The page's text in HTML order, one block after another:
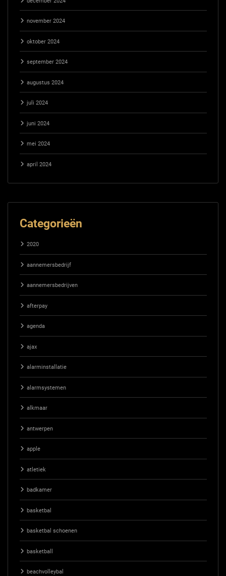
november 2024
oktober 2024
september 2024
augustus 2024
juli 2024
juni 2024
mei 2024
april 2024
Categorieën
2020
aannemersbedrijf
aannemersbedrijven
afterpay
agenda
ajax
alarminstallatie
alarmsystemen
alkmaar
antwerpen
apple
atletiek
badkamer
basketbal
basketbal schoenen
basketball
beachvolleybal